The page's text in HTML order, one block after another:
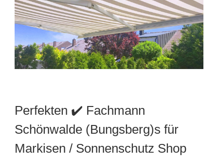
Perfekten ✔️ Fachmann
Schönwalde (Bungsberg)s für
Markisen / Sonnenschutz Shop